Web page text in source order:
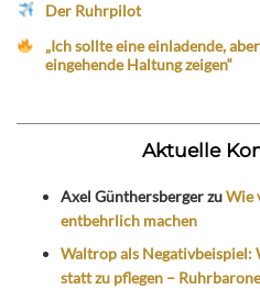
Der Ruhrpilot
„Ich sollte eine einladende,
eingehende Haltung zeigen“
Aktuelle
Axel GünthersbergerzuWie
entbehrlich machen
Waltrop als Negativbeispiel:
statt zu pflegen – Ruhrbarone